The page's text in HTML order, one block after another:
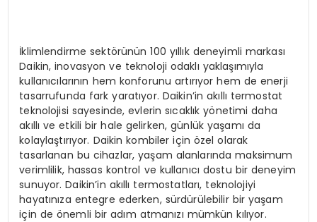
İklimlendirme sektörünün 100 yıllık deneyimli markası
Daikin, inovasyon ve teknoloji odaklı yaklaşımıyla
kullanıcılarının hem konforunu artırıyor hem de enerji
tasarrufunda fark yaratıyor. Daikin’in akıllı termostat
teknolojisi sayesinde, evlerin sıcaklık yönetimi daha
akıllı ve etkili bir hale gelirken, günlük yaşamı da
kolaylaştırıyor. Daikin kombiler için özel olarak
tasarlanan bu cihazlar, yaşam alanlarında maksimum
verimlilik, hassas kontrol ve kullanıcı dostu bir deneyim
sunuyor. Daikin’in akıllı termostatları, teknolojiyi
hayatınıza entegre ederken, sürdürülebilir bir yaşam
için de önemli bir adım atmanızı mümkün kılıyor.